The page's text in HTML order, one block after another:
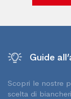
Guide
Scopri le nostre
scelta di